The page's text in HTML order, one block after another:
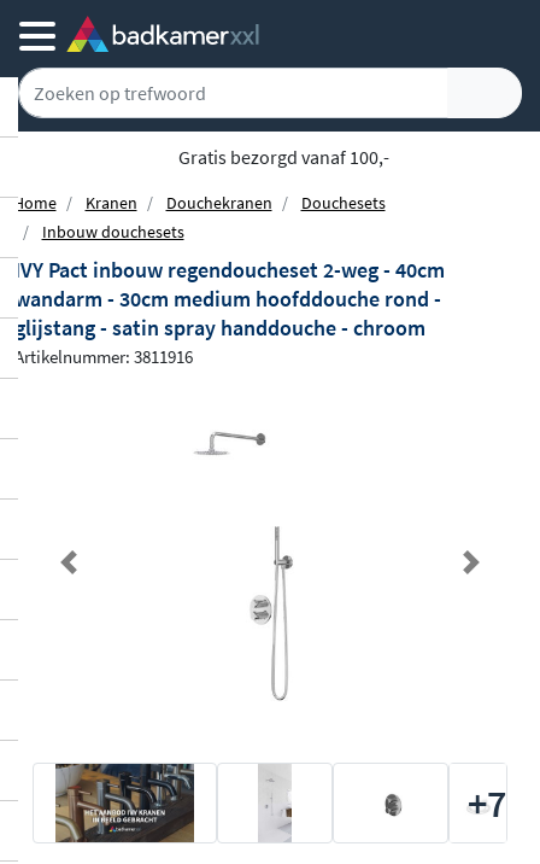
Gratis bezorgd vanaf 100,-
Home Kranen Douchekranen
Douchesets
Inbouw douchesets
IVY Pact inbouw regendoucheset 2-weg - 40cm
wandarm - 30cm medium hoofddouche rond -
glijstang - satin spray handdouche - chroom
Artikelnummer: 3811916
Previous Next
+7